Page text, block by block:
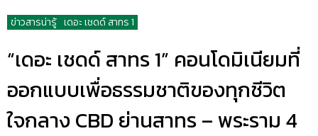
ข่าวสารน่ารู้ เดอะ เชดด์ สาทร 1
“เดอะ เชดด์ สาทร 1” คอนโดมิเนียมที่
ออกแบบเพื่อธรรมชาติของทุกชีวิต
ใจกลาง CBD ย่านสาทร – พระราม 4